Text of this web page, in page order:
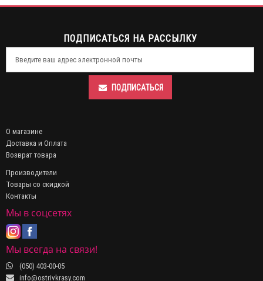
ПОДПИСАТЬСЯ НА РАССЫЛКУ
ПОДПИСАТЬСЯ
О магазине
Доставка и Оплата
Возврат товара
Производители
Товары со скидкой
Контакты
Мы в соцсетях
Мы всегда на связи!
(050) 403-00-05
info@ostrivkrasy.com